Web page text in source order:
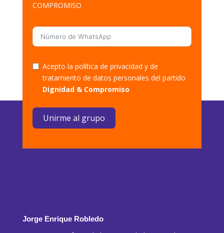
COMPROMISO
Acepto la política de privacidad y de
tratamiento de datos personales del partido
Dignidad & Compromiso
Unirme al grupo
Jorge Enrique Robledo